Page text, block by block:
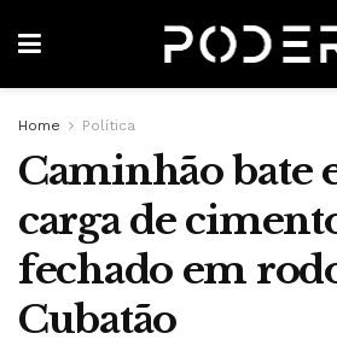
Home Política
Caminhão bate
carga de
fechado em
Cubatão